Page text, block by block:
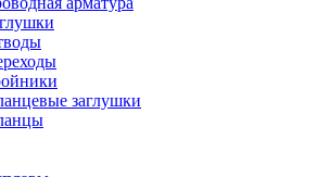
заглушки